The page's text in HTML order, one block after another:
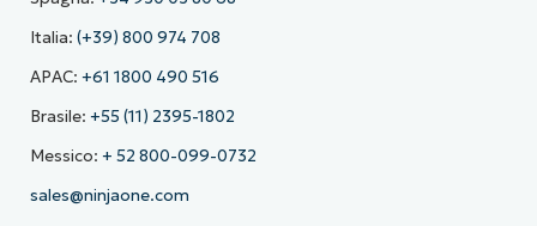
Italia: (+39) 800 974 708
APAC: +61 1800 490 516
Brasile: +55 (11) 2395-1802
Messico: + 52 800-099-0732
sales@ninjaone.com